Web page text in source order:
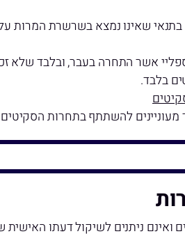
שאינו נמצא בשרשרת המרות
אשר התחרה בעבר, ובלבד שלא
בלבד.
מעוניינים להשתתף בתחרות
ואינם ניתנים לשיקול דעתו